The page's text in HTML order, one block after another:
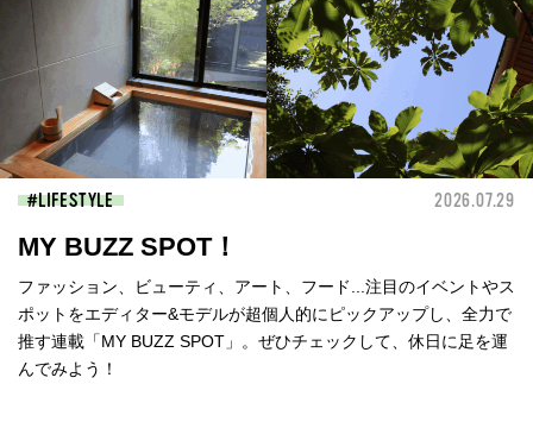
LIFESTYLE 2026.07.29
MY BUZZ SPOT！
ファッション、ビューティ、アート、フード...注目のイベントやス
ポットをエディター&モデルが超個人的にピックアップし、全力で
推す連載「MY BUZZ SPOT」。ぜひチェックして、休日に足を運
んでみよう！